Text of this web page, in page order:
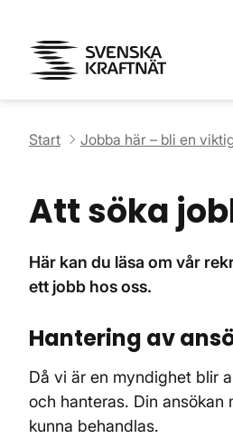
Start Jobba här – bli en
Att söka
Här kan du läsa om vår
ett jobb hos oss.
Hantering av
Då vi är en myndighet blir
och hanteras. Din
kunna behandlas.